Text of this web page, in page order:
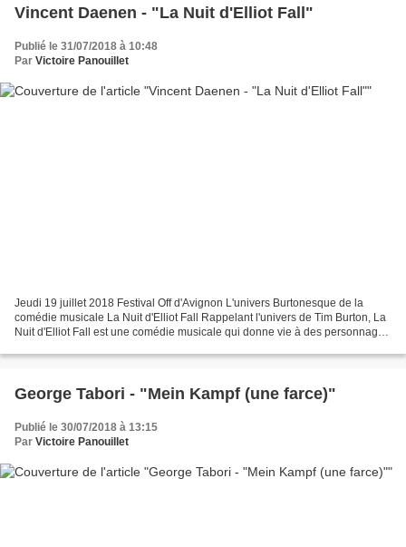
Vincent Daenen - "La Nuit d'Elliot Fall"
Publié le 31/07/2018 à 10:48
Par Victoire Panouillet
Jeudi 19 juillet 2018 Festival Off d'Avignon L'univers Burtonesque de la
comédie musicale La Nuit d'Elliot Fall Rappelant l'univers de Tim Burton, La
Nuit d'Elliot Fall est une comédie musicale qui donne vie à des personnages
George Tabori - "Mein Kampf (une farce)"
Publié le 30/07/2018 à 13:15
Par Victoire Panouillet